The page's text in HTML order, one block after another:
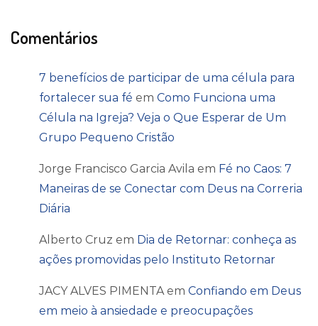
Comentários
7 benefícios de participar de uma célula para
fortalecer sua fé em Como Funciona uma
Célula na Igreja? Veja o Que Esperar de Um
Grupo Pequeno Cristão
Jorge Francisco Garcia Avila em Fé no Caos: 7
Maneiras de se Conectar com Deus na Correria
Diária
Alberto Cruz em Dia de Retornar: conheça as
ações promovidas pelo Instituto Retornar
JACY ALVES PIMENTAem Confiando em Deus
em meio à ansiedade e preocupações